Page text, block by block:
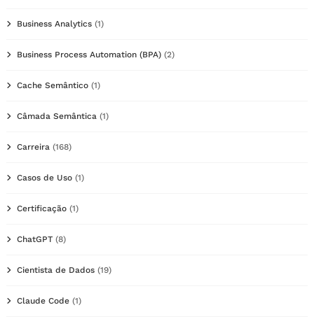
Business Analytics (1)
Business Process Automation (BPA) (2)
Cache Semântico (1)
Câmada Semântica (1)
Carreira (168)
Casos de Uso (1)
Certificação (1)
ChatGPT (8)
Cientista de Dados (19)
Claude Code (1)